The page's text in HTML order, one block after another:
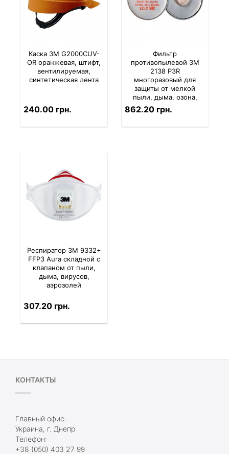
Каска 3M G2000CUV-
OR оранжевая, штифт,
вентилируемая,
синтетическая лента
240.00 грн.
Фильтр
противопылевой 3M
2138 P3R
многоразовый для
защиты от мелкой
пыли, дыма, озона,
кислотных газов (2 шт.
в комплекте)
862.20 грн.
Респиратор 3M 9332+
FFP3 Aura складной с
клапаном от пыли,
дыма, вирусов,
аэрозолей
307.20 грн.
КОНТАКТЫ
Главный офис:
Украина, г. Днепр
Телефон:
+38 (050) 403 27 99